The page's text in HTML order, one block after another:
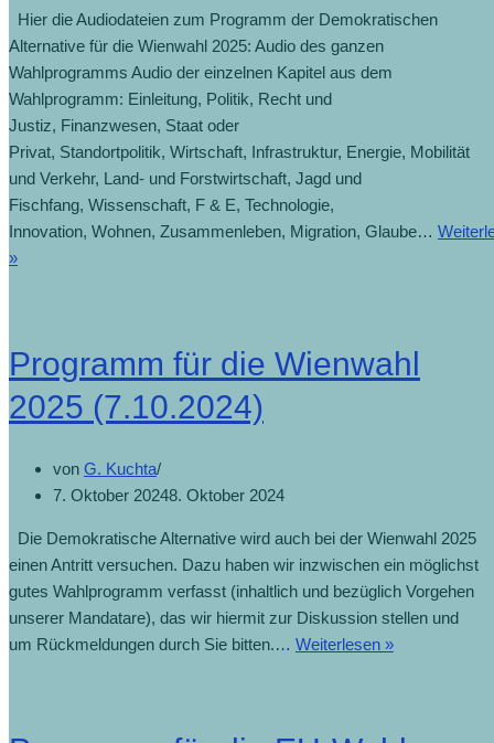
Hier die Audiodateien zum Programm der Demokratischen
Alternative für die Wienwahl 2025: Audio des ganzen
Wahlprogramms Audio der einzelnen Kapitel aus dem
Wahlprogramm: Einleitung, Politik, Recht und
Justiz, Finanzwesen, Staat oder
Privat, Standortpolitik, Wirtschaft, Infrastruktur, Energie, Mobilität
und Verkehr, Land- und Forstwirtschaft, Jagd und
Fischfang, Wissenschaft, F & E, Technologie,
Innovation, Wohnen, Zusammenleben, Migration, Glaube…
»
Programm für die Wienwahl
2025 (7.10.2024)
von G. Kuchta
7. Oktober 20248. Oktober 2024
Die Demokratische Alternative wird auch bei der Wienwahl 2025
einen Antritt versuchen. Dazu haben wir inzwischen ein möglichst
gutes Wahlprogramm verfasst (inhaltlich und bezüglich Vorgehen
unserer Mandatare), das wir hiermit zur Diskussion stellen und
um Rückmeldungen durch Sie bitten.… Weiterlesen »